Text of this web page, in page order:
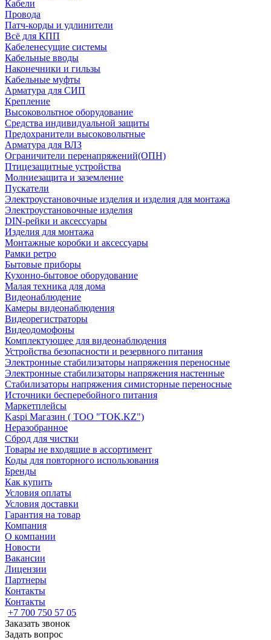
Кабели
Провода
Патч-корды и удлинители
Всё для КПП
Кабеленесущие системы
Кабельные вводы
Наконечники и гильзы
Кабельные муфты
Арматура для СИП
Крепление
Высоковольтное оборудование
Средства индивидуальной защиты
Предохранители высоковольтные
Арматура для ВЛЗ
Ограничители перенапряжений(ОПН)
Птицезащитные устройства
Молниезащита и заземление
Пускатели
Электроустановочные изделия и изделия для монтажа
Электроустановочные изделия
DIN-рейки и аксессуары
Изделия для монтажа
Монтажные коробки и аксессуары
Рамки ретро
Бытовые приборы
Кухонно-бытовое оборудование
Малая техника для дома
Видеонаблюдение
Камеры видеонаблюдения
Видеорегистраторы
Видеодомофоны
Комплектующее для видеонаблюдения
Устройства безопасности и резервного питания
Электронные стабилизаторы напряжения переносные
Электронные стабилизаторы напряжения настенные
Стабилизаторы напряжения симисторные переносные
Источники бесперебойного питания
Маркетплейсы
Kaspi Магазин ( ТОО "TOK.KZ")
Неразобранное
Сброд для чистки
Товары не входящие в ассортимент
Коды для повторного использования
Бренды
Как купить
Условия оплаты
Условия доставки
Гарантия на товар
Компания
О компании
Новости
Вакансии
Лицензии
Партнеры
Контакты
Контакты
+7 700 750 57 05
Заказать звонок
Задать вопрос